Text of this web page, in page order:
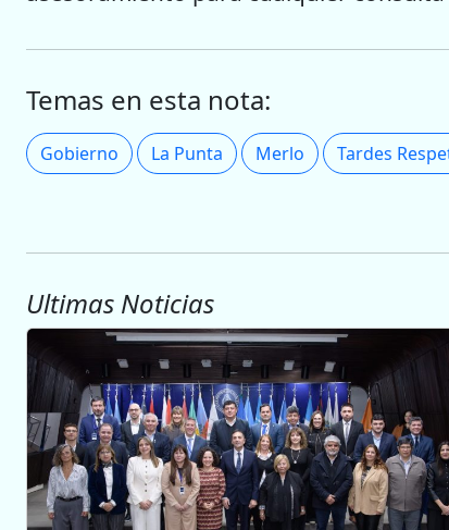
Temas en esta nota:
Gobierno La Punta Merlo Tardes
Ultimas Noticias